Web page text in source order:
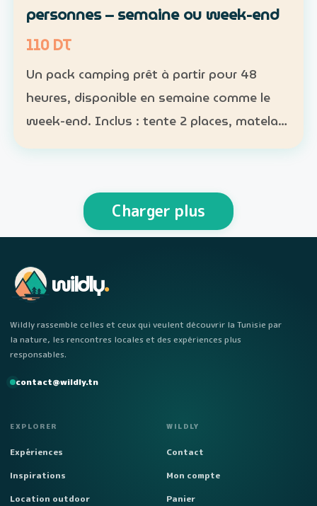
personnes – semaine ou week-end
110 DT
Un pack camping prêt à partir pour 48
heures, disponible en semaine comme le
week-end. Inclus : tente 2 places, matelas,
personnes Week-end…
Charger plus
wildly.
Wildly rassemble celles et ceux qui veulent découvrir la Tunisie par
la nature, les rencontres locales et des expériences plus
responsables.
contact@wildly.tn
EXPLORER
Expériences
Inspirations
Location outdoor
WILDLY
Contact
Mon compte
Panier